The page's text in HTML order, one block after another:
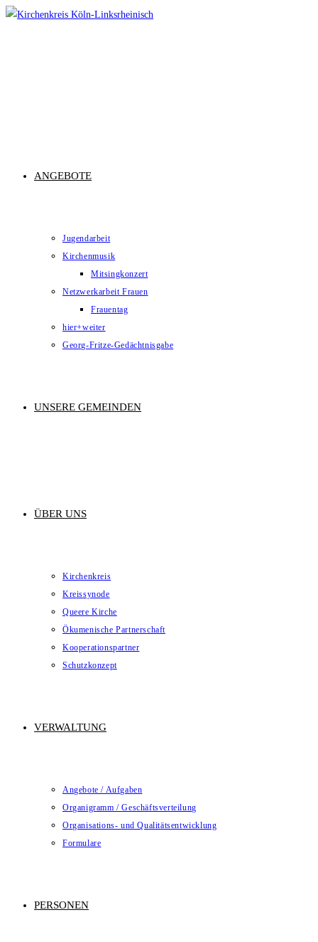
Zum
ANGEBOTE
Jugendarbeit
Kirchenmusik
Mitsingkonzert
Netzwerkarbeit Frauen
Frauentag
hier+weiter
Georg-Fritze-Gedächtnisgabe
UNSERE GEMEINDEN
ÜBER UNS
Kirchenkreis
Kreissynode
Queere Kirche
Ökumenische Partnerschaft
Kooperationspartner
Schutzkonzept
VERWALTUNG
Angebote / Aufgaben
Organigramm / Geschäftsverteilung
Organisations- und Qualitätsentwicklung
Formulare
PERSONEN